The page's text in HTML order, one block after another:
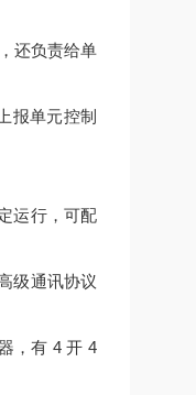
还负责给单
报单元控制
运行，可配
级通讯协议
，有 4 开 4